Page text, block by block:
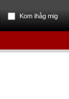
Kom ihåg mig